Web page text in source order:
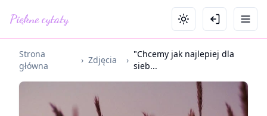
Piękne cytaty
Strona
główna
› Zdjęcia ›
"Chcemy jak najlepiej dla
sieb...